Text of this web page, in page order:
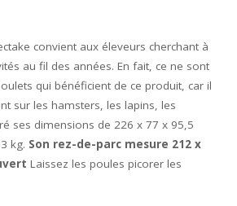
convient aux éleveurs cherchant à
au fil des années. En fait, ce ne sont
qui bénéficient de ce produit, car il
sur les hamsters, les lapins, les
ses dimensions de 226 x 77 x 95,5
kg. Son rez-de-parc mesure 212 x
Laissez les poules picorer les